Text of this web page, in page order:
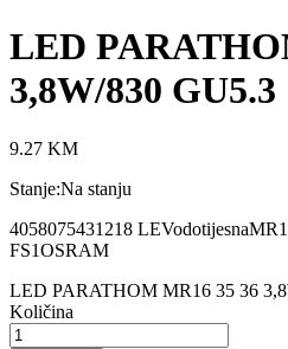
LED
3,8W/830 GU5.3
9.27 KM
Stanje:Na stanju
4058075431218
FS1OSRAM
LED PARATHOM MR16 35 36
Količina